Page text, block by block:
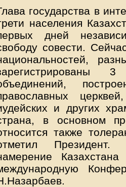
государства в
населения
дней
совести.
и других
в основном
также
Президент.